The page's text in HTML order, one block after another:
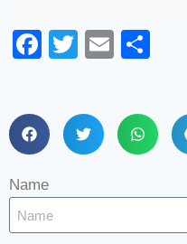
Facebook
TwitterEmail
Name